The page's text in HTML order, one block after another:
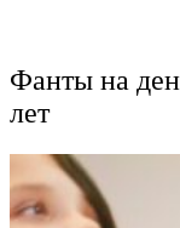
Фанты на
лет